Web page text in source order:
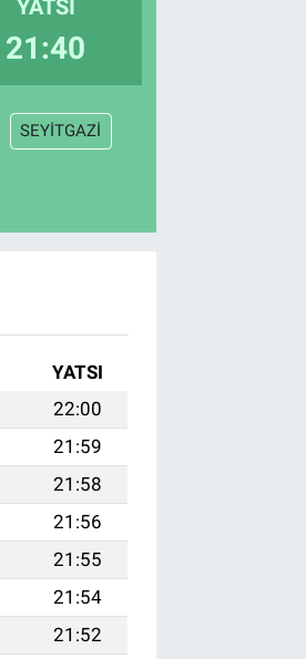
YATSI
21:40
SEYİTGAZİ
YATSI
22:00
21:59
21:58
21:56
21:55
21:54
21:52